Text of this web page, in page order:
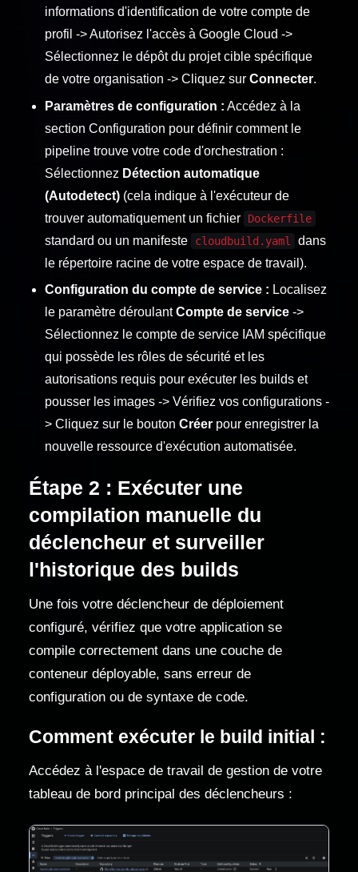
informations d'identification de votre compte de
profil -> Autorisez l'accès à Google Cloud ->
Sélectionnez le dépôt du projet cible spécifique
de votre organisation -> Cliquez sur Connecter.
Paramètres de configuration : Accédez à la
section Configuration pour définir comment le
pipeline trouve votre code d'orchestration :
Sélectionnez Détection automatique
(Autodetect) (cela indique à l'exécuteur de
trouver automatiquement un fichier
Dockerfile
standard ou un manifeste cloudbuild.yaml
dans
le répertoire racine de votre espace de travail).
Configuration du compte de service : Localisez
le paramètre déroulantCompte de service ->
Sélectionnez le compte de service IAM spécifique
qui possède les rôles de sécurité et les
autorisations requis pour exécuter les builds et
pousser les images -> Vérifiez vos configurations -
> Cliquez sur le bouton Créer pour enregistrer la
nouvelle ressource d'exécution automatisée.
Étape 2 : Exécuter une
compilation manuelle du
déclencheur et surveiller
l'historique des builds
Une fois votre déclencheur de déploiement
configuré, vérifiez que votre application se
compile correctement dans une couche de
conteneur déployable, sans erreur de
configuration ou de syntaxe de code.
Comment exécuter le build initial :
Accédez à l'espace de travail de gestion de votre
tableau de bord principal des déclencheurs :